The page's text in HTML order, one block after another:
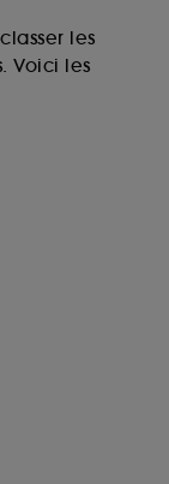
les
Voici les
à tout
Si vous
cookies